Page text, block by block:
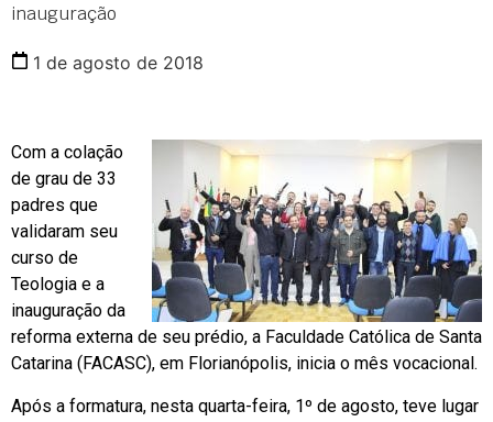
inauguração
1 de agosto de 2018
Com a colação
de grau de 33
padres que
validaram seu
curso de
Teologia e a
inauguração da
reforma externa de seu prédio, a Faculdade Católica de Santa
Catarina (FACASC), em Florianópolis, inicia o mês vocacional.
Após a formatura, nesta quarta-feira, 1º de agosto, teve lugar